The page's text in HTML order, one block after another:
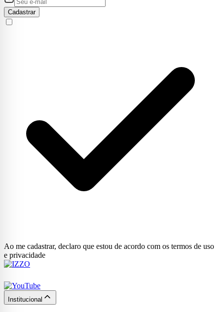
Cadastrar
Ao me cadastrar, declaro que estou de acordo com os termos de uso
e privacidade
Institucional